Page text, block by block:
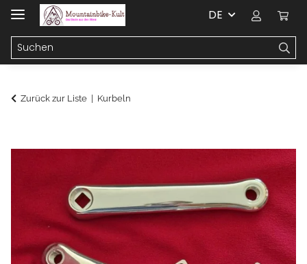
DE
Zurück zur Liste Kurbeln